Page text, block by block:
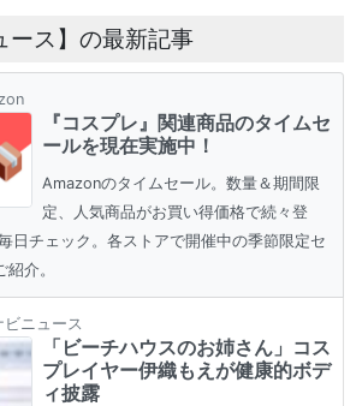
ース】の最新記事
『コスプレ』関連商品のタイムセ
ールを現在実施中！
Amazonのタイムセール。数量＆期間限
定、人気商品がお買い得価格で続々登
日チェック。各ストアで開催中の季節限定セ
介。
ビニュース
「ビーチハウスのお姉さん」コス
プレイヤー伊織もえが健康的ボデ
ィ披露